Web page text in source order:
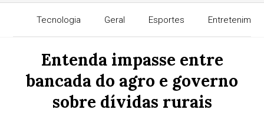
Tecnologia Geral Esportes
Entenda impasse entre
bancada do agro e governo
sobre dívidas rurais